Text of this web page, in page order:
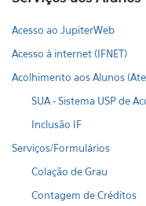
Acesso ao JupiterWeb
Acesso à internet (IFNET)
Acolhimento aos Alunos
SUA - Sistema USP de
Inclusão IF
Serviços/Formulários
Colação de Grau
Contagem de Créditos